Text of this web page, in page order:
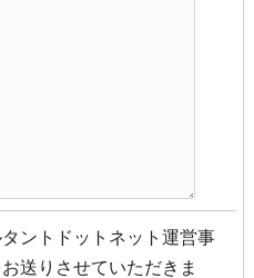
ントドットネット運営事
送りさせていただきま